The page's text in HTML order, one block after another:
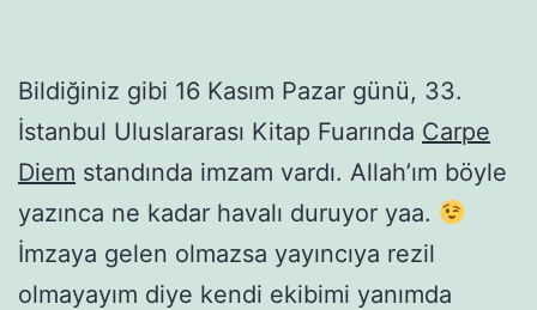
Bildiğiniz gibi 16 Kasım Pazar günü, 33.
İstanbul Uluslararası Kitap Fuarında Carpe
Diem standında imzam vardı. Allah’ım böyle
yazınca ne kadar havalı duruyor yaa.
İmzaya gelen olmazsa yayıncıya rezil
olmayayım diye kendi ekibimi yanımda